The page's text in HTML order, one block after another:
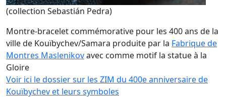
(collection Sebastián Pedra)
Montre-bracelet commémorative pour les 400 ans de la
ville de Kouïbychev/Samara produite par la Fabrique de
Montres Maslenikovavec comme motif la statue à la
Gloire
Voir ici le dossier sur les ZIM du 400e anniversaire de
Kouïbychev et leurs symboles